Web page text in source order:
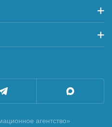
агентство»